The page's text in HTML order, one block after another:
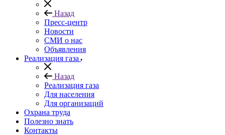
Назад
Пресс-центр
Новости
СМИ о нас
Объявления
Реализация газа
Назад
Реализация газа
Для населения
Для организаций
Охрана труда
Полезно знать
Контакты